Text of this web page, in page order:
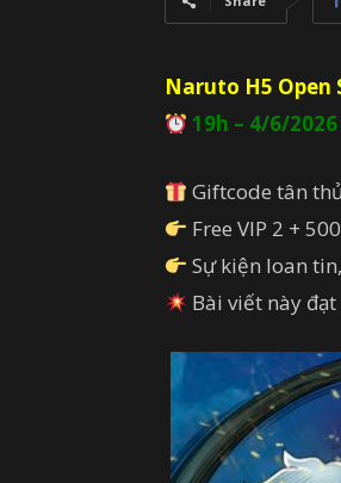
Naruto H5 Open
19h – 4/6/2026
Giftcode tân
Free VIP 2 +
Sự kiện loan
Bài viết này